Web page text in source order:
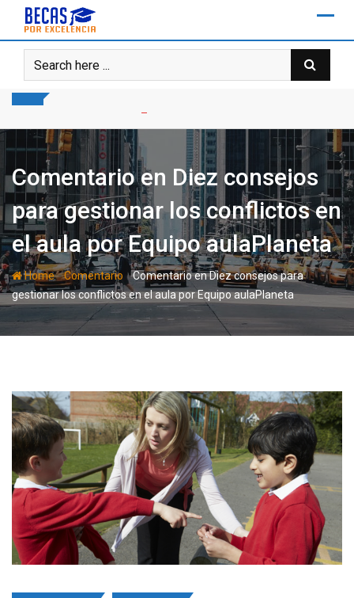
content
Comentario en Diez consejos
para gestionar los conflictos en
el aula por Equipo aulaPlaneta
Home-Comentario -Comentario en Diez consejos para
gestionar los conflictos en el aula por Equipo aulaPlaneta